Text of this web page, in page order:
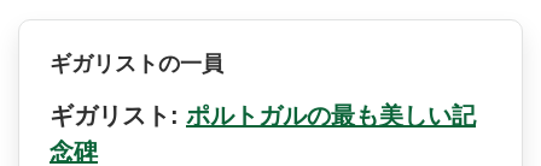
ギガリストの一員
ギガリスト: ポルトガルの最も美しい記
念碑